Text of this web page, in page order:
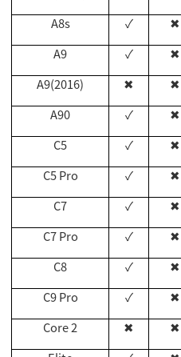
A8s
✓ ✖
A9
✓ ✖
A9(2016)
✖ ✖
A90
✓ ✖
C5
✓ ✖
C5 Pro
✓ ✖
C7
✓ ✖
C7 Pro
✓ ✖
C8
✓ ✖
C9 Pro
✓ ✖
Core 2
✖ ✖